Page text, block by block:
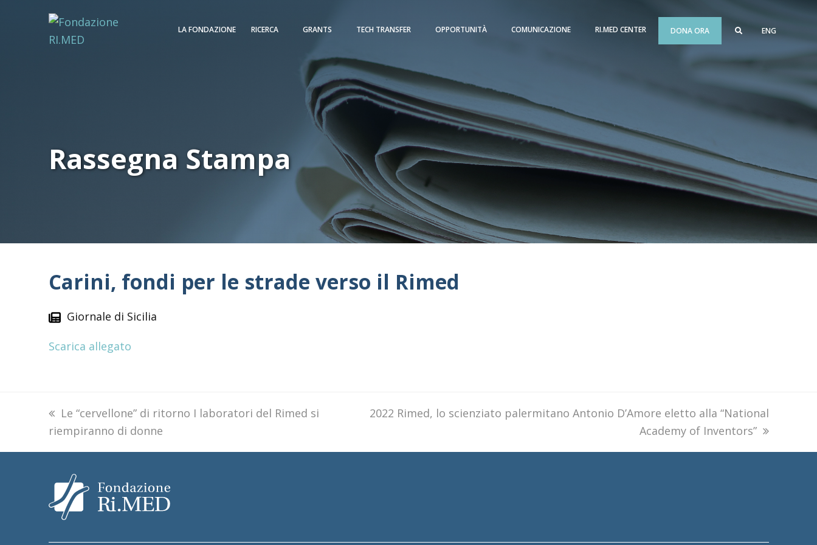
LA FONDAZIONE RICERCA GRANTS TECH TRANSFER OPPORTUNITÀ COMUNICAZIONE RI.MED CENTER DONA ORA ENG
Rassegna Stampa
Carini, fondi per le strade verso il Rimed
Giornale di Sicilia
Scarica allegato
previous
post:
Le “cervellone” di ritorno I laboratori del Rimed si
riempiranno di donne
next
2022 Rimed, lo scienziato palermitano Antonio D’Amore eletto alla “National
Academy of Inventors”